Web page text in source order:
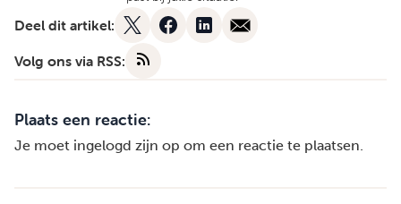
Deel dit artikel:
Volg ons via RSS:
Plaats een reactie:
Je moet ingelogd zijn op om een reactie te plaatsen.